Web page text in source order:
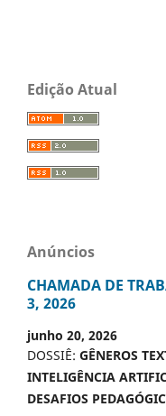
Edição Atual
Anúncios
CHAMADA DE
3, 2026
junho 20, 2026
DOSSIÊ: GÊNEROS
INTELIGÊNCIA
DESAFIOS